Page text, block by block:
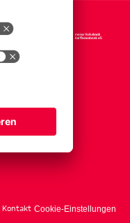
Kontakt Cookie-Einstellungen